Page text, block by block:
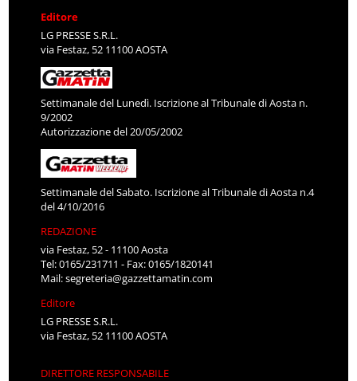
Editore
LG PRESSE S.R.L.
via Festaz, 52 11100 AOSTA
Settimanale del Lunedì. Iscrizione al Tribunale di Aosta n.
9/2002
Autorizzazione del 20/05/2002
Settimanale del Sabato. Iscrizione al Tribunale di Aosta n.4
del 4/10/2016
REDAZIONE
via Festaz, 52 - 11100 Aosta
Tel: 0165/231711 - Fax: 0165/1820141
Mail:segreteria@gazzettamatin.com
Editore
LG PRESSE S.R.L.
via Festaz, 52 11100 AOSTA
DIRETTORE RESPONSABILE